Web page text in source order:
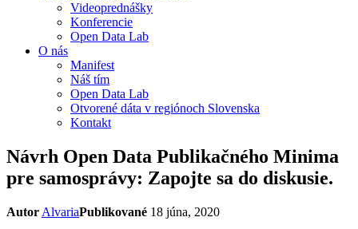
Videoprednášky
Konferencie
Open Data Lab
O nás
Manifest
Náš tím
Open Data Lab
Otvorené dáta v regiónoch Slovenska
Kontakt
Návrh Open Data Publikačného Minima
pre samosprávy: Zapojte sa do diskusie.
Autor AlvariaPublikované 18 júna, 2020